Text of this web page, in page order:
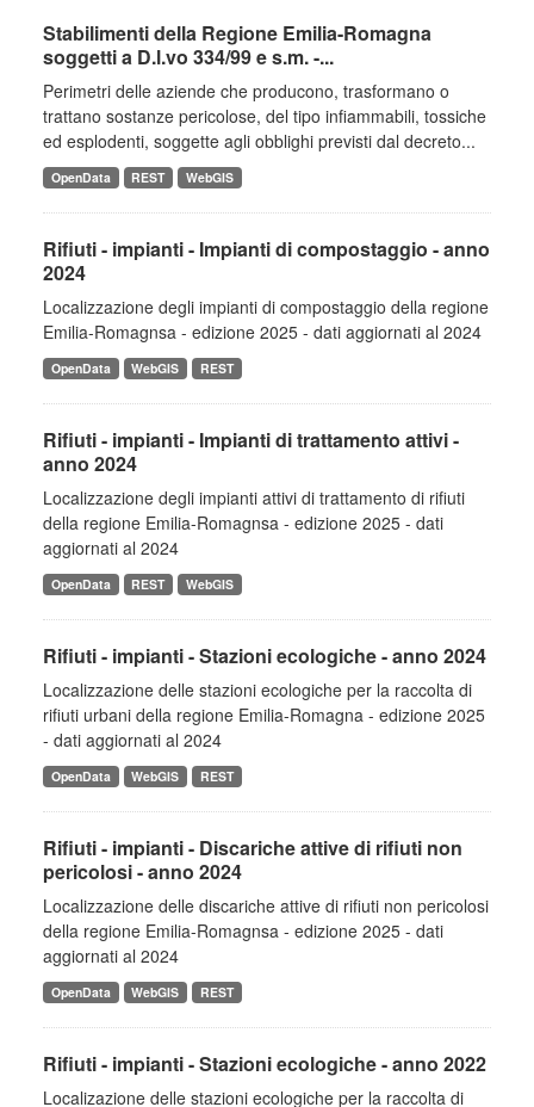
Stabilimenti della Regione Emilia-Romagna
soggetti a D.l.vo 334/99 e s.m. -...
Perimetri delle aziende che producono, trasformano o
trattano sostanze pericolose, del tipo infiammabili, tossiche
ed esplodenti, soggette agli obblighi previsti dal decreto...
OpenData REST WebGIS
Rifiuti - impianti - Impianti di compostaggio - anno
2024
Localizzazione degli impianti di compostaggio della regione
Emilia-Romagnsa - edizione 2025 - dati aggiornati al 2024
OpenData WebGIS REST
Rifiuti - impianti - Impianti di trattamento attivi -
anno 2024
Localizzazione degli impianti attivi di trattamento di rifiuti
della regione Emilia-Romagnsa - edizione 2025 - dati
aggiornati al 2024
OpenData REST WebGIS
Rifiuti - impianti - Stazioni ecologiche - anno 2024
Localizzazione delle stazioni ecologiche per la raccolta di
rifiuti urbani della regione Emilia-Romagna - edizione 2025
- dati aggiornati al 2024
OpenData WebGIS REST
Rifiuti - impianti - Discariche attive di rifiuti non
pericolosi - anno 2024
Localizzazione delle discariche attive di rifiuti non pericolosi
della regione Emilia-Romagnsa - edizione 2025 - dati
aggiornati al 2024
OpenData WebGIS REST
Rifiuti - impianti - Stazioni ecologiche - anno 2022
Localizazione delle stazioni ecologiche per la raccolta di